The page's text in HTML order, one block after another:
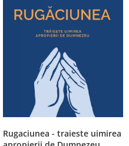
Rugaciunea - traieste uimirea